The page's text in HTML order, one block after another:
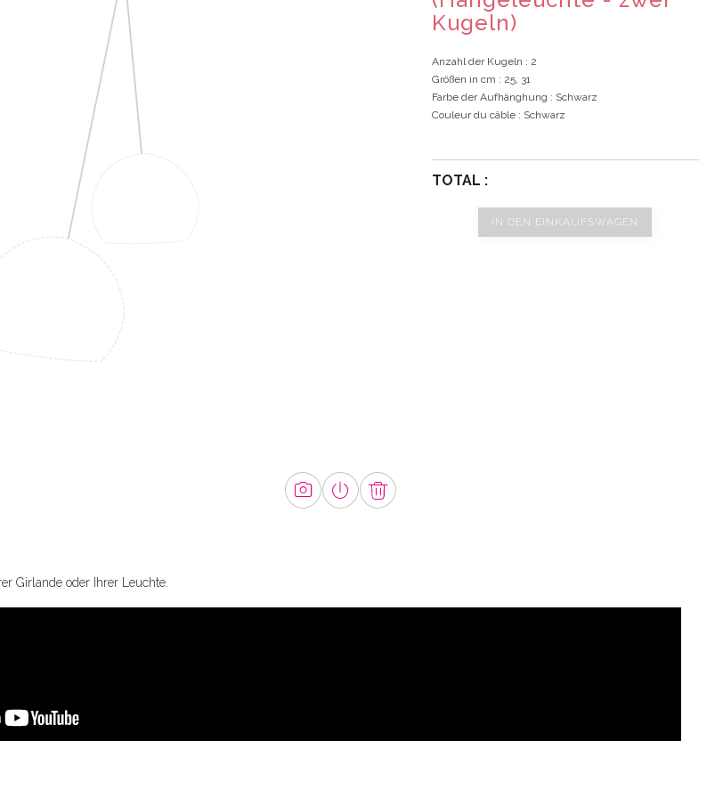
Kugeln)
Anzahl der Kugeln : 2
Größen in cm : 25, 31
Farbe der Aufhänghung : Schwarz
Couleur du câble : Schwarz
TOTAL :
IN DEN EINKAUFSWAGEN
Girlande oder Ihrer Leuchte.